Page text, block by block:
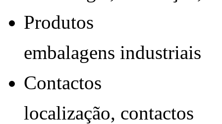
Produtos
embalagens industriais
Contactos
localização, contactos